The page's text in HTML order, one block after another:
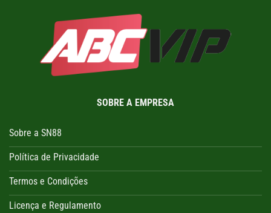
SOBRE A EMPRESA
Sobre a SN88
Política de Privacidade
Termos e Condições
Licença e Regulamento